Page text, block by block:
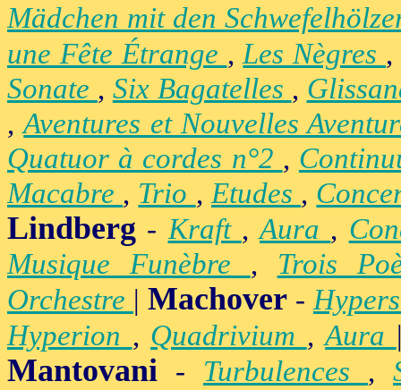
Mädchen mit den
une Fête Étrange ,Les Nègres ,
Sonate , Six Bagatelles ,
,Aventures et Nouvelles
Quatuor à cordes n°2 ,
Macabre , Trio ,Etudes ,
Lindberg -Kraft ,Aura ,
Musique Funèbre , Trois
Orchestre | Machover -
Hyperion , Quadrivium ,Aura
Mantovani - Turbulences ,